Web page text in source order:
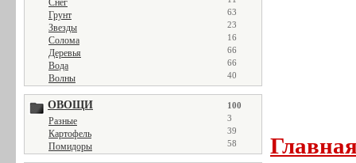
Снег
Грунт 63
Звезды 23
Солома 16
Деревья 66
Вода 66
Волны 40
ОВОЩИ 100
Разные 3
Картофель 39
Помидоры 58